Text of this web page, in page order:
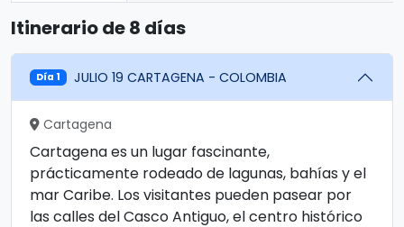
Itinerario de 8 días
Día 1 JULIO 19 CARTAGENA - COLOMBIA
Cartagena
Cartagena es un lugar fascinante,
prácticamente rodeado de lagunas, bahías y el
mar Caribe. Los visitantes pueden pasear por
las calles del Casco Antiguo, el centro histórico